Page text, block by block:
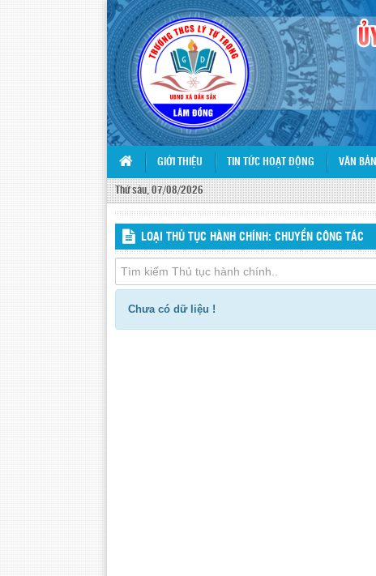
GIỚI THIỆU TIN TỨC HOẠT ĐỘNG VĂN BẢN
Thứ sáu, 07/08/2026
LOẠI THỦ TỤC HÀNH CHÍNH: CHUYỂN CÔNG TÁC
Chưa có dữ liệu !